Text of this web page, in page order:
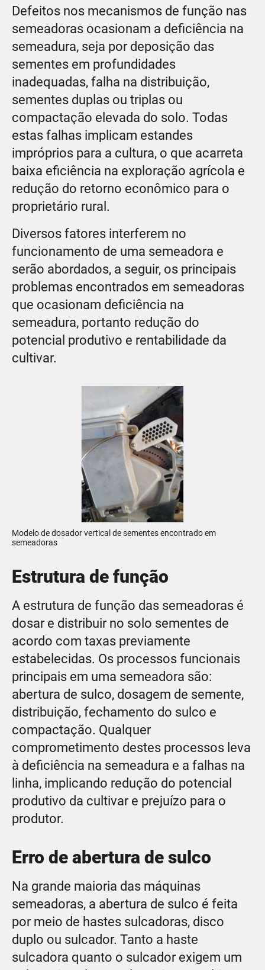
Defeitos nos mecanismos de função nas
semeadoras ocasionam a deficiência na
semeadura, seja por deposição das
sementes em profundidades
inadequadas, falha na distribuição,
sementes duplas ou triplas ou
compactação elevada do solo. Todas
estas falhas implicam estandes
impróprios para a cultura, o que acarreta
baixa eficiência na exploração agrícola e
redução do retorno econômico para o
proprietário rural.
Diversos fatores interferem no
funcionamento de uma semeadora e
serão abordados, a seguir, os principais
problemas encontrados em semeadoras
que ocasionam deficiência na
semeadura, portanto redução do
potencial produtivo e rentabilidade da
cultivar.
Modelo de dosador vertical de sementes encontrado em
semeadoras
Estrutura de função
A estrutura de função das semeadoras é
dosar e distribuir no solo sementes de
acordo com taxas previamente
estabelecidas. Os processos funcionais
principais em uma semeadora são:
abertura de sulco, dosagem de semente,
distribuição, fechamento do sulco e
compactação. Qualquer
comprometimento destes processos leva
à deficiência na semeadura e a falhas na
linha, implicando redução do potencial
produtivo da cultivar e prejuízo para o
produtor.
Erro de abertura de sulco
Na grande maioria das máquinas
semeadoras, a abertura de sulco é feita
por meio de hastes sulcadoras, disco
duplo ou sulcador. Tanto a haste
sulcadora quanto o sulcador exigem um